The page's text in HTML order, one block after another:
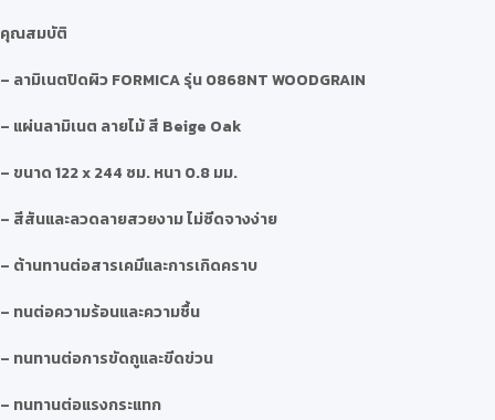
คุณสมบัติ
– ลามิเนตปิดผิว FORMICA รุ่น 0868NT WOODGRAIN
– แผ่นลามิเนต ลายไม้ สี Beige Oak
– ขนาด 122 x 244 ซม. หนา 0.8 มม.
– สีสันและลวดลายสวยงาม ไม่ซีดจางง่าย
– ต้านทานต่อสารเคมีและการเกิดคราบ
– ทนต่อความร้อนและความชื้น
– ทนทานต่อการขัดถูและขีดข่วน
– ทนทานต่อแรงกระแทก